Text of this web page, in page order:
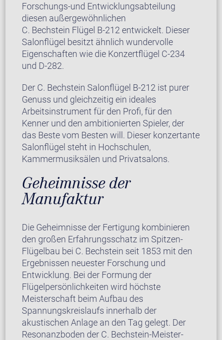
Forschungs-und Entwicklungsabteilung
diesen außergewöhnlichen
C. Bechstein Flügel B-212 entwickelt. Dieser
Salonflügel besitzt ähnlich wundervolle
Eigenschaften wie die Konzertflügel C-234
und D-282.
Der C. Bechstein Salonflügel B-212 ist purer
Genuss und gleichzeitig ein ideales
Arbeitsinstrument für den Profi, für den
Kenner und den ambitionierten Spieler, der
das Beste vom Besten will. Dieser konzertante
Salonflügel steht in Hochschulen,
Kammermusiksälen und Privatsalons.
Geheimnisse der
Manufaktur
Die Geheimnisse der Fertigung kombinieren
den großen Erfahrungsschatz im Spitzen-
Flügelbau bei C. Bechstein seit 1853 mit den
Ergebnissen neuester Forschung und
Entwicklung. Bei der Formung der
Flügelpersönlichkeiten wird höchste
Meisterschaft beim Aufbau des
Spannungskreislaufs innerhalb der
akustischen Anlage an den Tag gelegt. Der
Resonanzboden der C. Bechstein-Meister-